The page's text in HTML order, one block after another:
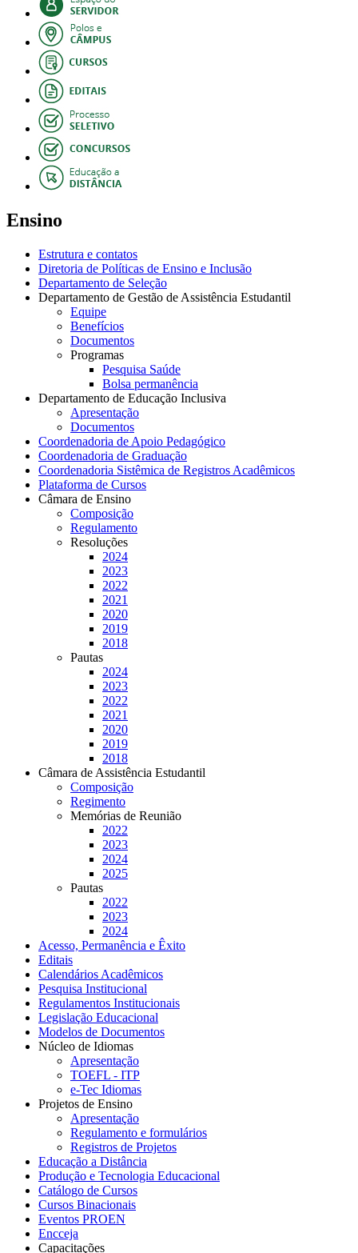
Ensino
Estrutura e contatos
Diretoria de Políticas de Ensino e Inclusão
Departamento de Seleção
Departamento de Gestão de Assistência Estudantil
Equipe
Benefícios
Documentos
Programas
Pesquisa Saúde
Bolsa permanência
Departamento de Educação Inclusiva
Apresentação
Documentos
Coordenadoria de Apoio Pedagógico
Coordenadoria de Graduação
Coordenadoria Sistêmica de Registros Acadêmicos
Plataforma de Cursos
Câmara de Ensino
Composição
Regulamento
Resoluções
2024
2023
2022
2021
2020
2019
2018
Pautas
2024
2023
2022
2021
2020
2019
2018
Câmara de Assistência Estudantil
Composição
Regimento
Memórias de Reunião
2022
2023
2024
2025
Pautas
2022
2023
2024
Acesso, Permanência e Êxito
Editais
Calendários Acadêmicos
Pesquisa Institucional
Regulamentos Institucionais
Legislação Educacional
Modelos de Documentos
Núcleo de Idiomas
Apresentação
TOEFL - ITP
e-Tec Idiomas
Projetos de Ensino
Apresentação
Regulamento e formulários
Registros de Projetos
Educação a Distância
Produção e Tecnologia Educacional
Catálogo de Cursos
Cursos Binacionais
Eventos PROEN
Encceja
Capacitações